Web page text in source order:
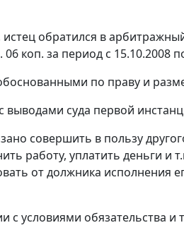
обратился в
коп. за период с 15.10.2008
по праву и
выводами суда первой
совершить в пользу
работу, уплатить деньги и
от должника исполнения
с условиями обязательства и